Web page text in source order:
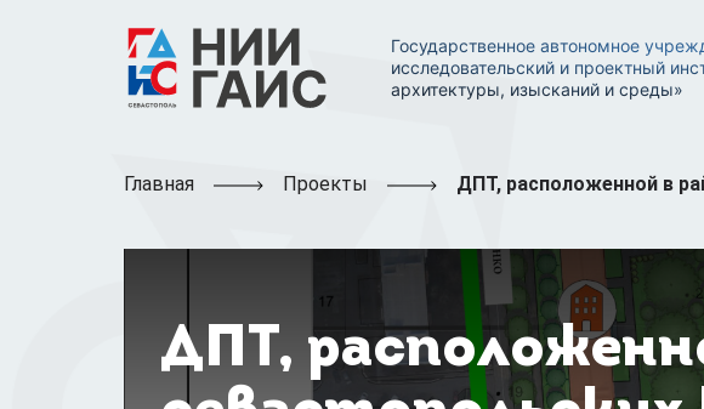
Государственное автономное
исследовательский и проектный
архитектуры, изысканий и среды»
Главная Проекты ДПТ, расположенной в
ДПТ,